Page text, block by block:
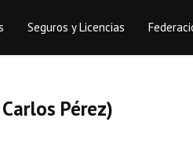
Seguros y Licencias
Pérez)